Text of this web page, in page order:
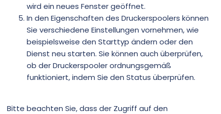
wird ein neues Fenster geöffnet.
In den Eigenschaften des Druckerspoolers können
Sie verschiedene Einstellungen vornehmen, wie
beispielsweise den Starttyp ändern oder den
Dienst neu starten. Sie können auch überprüfen,
ob der Druckerspooler ordnungsgemäß
funktioniert, indem Sie den Status überprüfen.
Bitte beachten Sie, dass der Zugriff auf den